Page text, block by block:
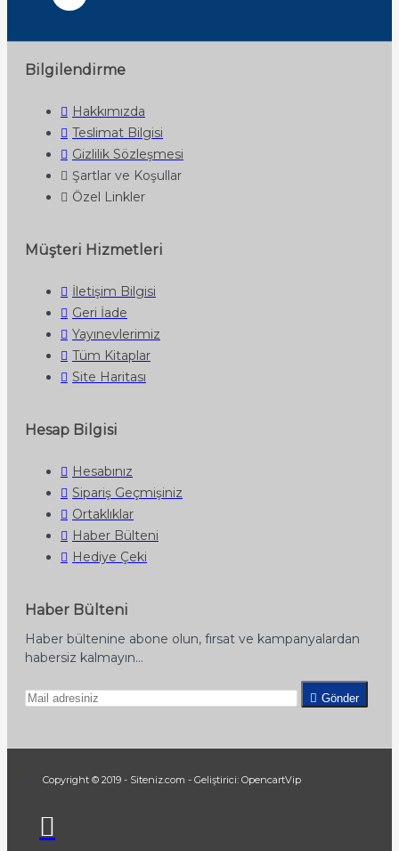
Bilgilendirme
Hakkımızda
Teslimat Bilgisi
Gizlilik Sözleşmesi
Şartlar ve Koşullar
Özel Linkler
Müşteri Hizmetleri
İletişim Bilgisi
Geri İade
Yayınevlerimiz
Tüm Kitaplar
Site Haritası
Hesap Bilgisi
Hesabınız
Sipariş Geçmişiniz
Ortaklıklar
Haber Bülteni
Hediye Çeki
Haber Bülteni
Haber bültenine abone olun, fırsat ve kampanyalardan
habersiz kalmayın...
Gönder
Copyright © 2019 - Siteniz.com - Geliştirici: OpencartVip